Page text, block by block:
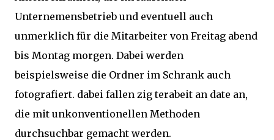
Unternemensbetrieb und eventuell auch
unmerklich für die Mitarbeiter von Freitag abend
bis Montag morgen. Dabei werden
beispielsweise die Ordner im Schrank auch
fotografiert. dabei fallen zig terabeit an date an,
die mit unkonventionellen Methoden
durchsuchbar gemacht werden.